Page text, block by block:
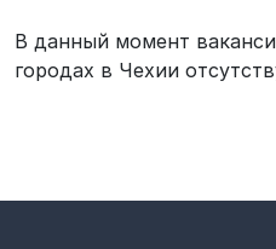
В данный момент
городах в Чехии